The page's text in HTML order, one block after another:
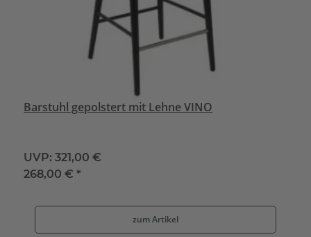
Barstuhl gepolstert mit Lehne VINO
UVP: 321,00 €
268,00 €*
zum Artikel